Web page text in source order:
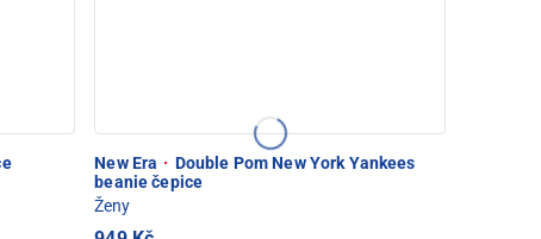
New Era · Double Pom New York Yankees
beanie čepice
Ženy